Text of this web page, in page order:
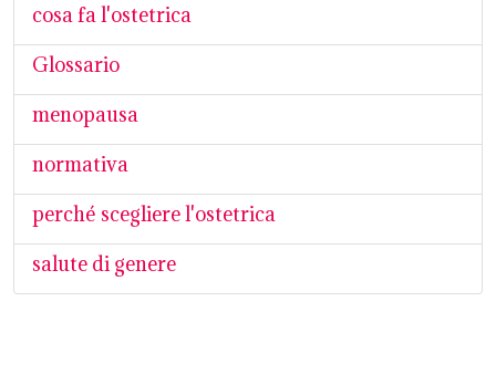
cosa fa l'ostetrica
Glossario
menopausa
normativa
perché scegliere l'ostetrica
salute di genere